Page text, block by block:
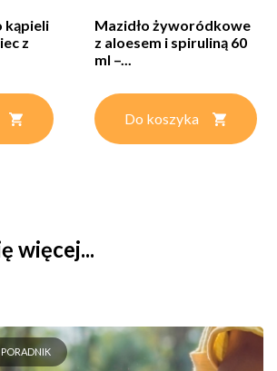
kąpieli
z
Mazidło żyworódkowe
z aloesem i spiruliną 60
ml –...
Do koszyka
więcej...
PORADNIK